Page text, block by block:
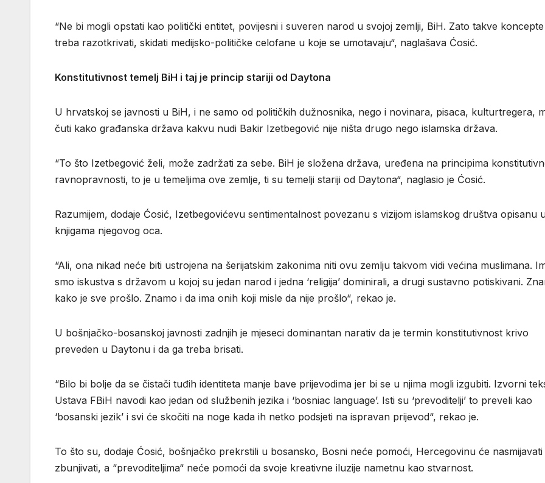
“Ne bi mogli opstati kao politički entitet, povijesni i suveren narod u svojoj zemlji, BiH. Zato takve koncepte
treba razotkrivati, skidati medijsko-političke celofane u koje se umotavaju“, naglašava Ćosić.
Konstitutivnost temelj BiH i taj je princip stariji od Daytona
U hrvatskoj se javnosti u BiH, i ne samo od političkih dužnosnika, nego i novinara, pisaca, kulturtregera,
čuti kako građanska država kakvu nudi Bakir Izetbegović nije ništa drugo nego islamska država.
“To što Izetbegović želi, može zadržati za sebe. BiH je složena država, uređena na principima
ravnopravnosti, to je u temeljima ove zemlje, ti su temelji stariji od Daytona“, naglasio je Ćosić.
Razumijem, dodaje Ćosić, Izetbegovićevu sentimentalnost povezanu s vizijom islamskog društva opisanu
knjigama njegovog oca.
“Ali, ona nikad neće biti ustrojena na šerijatskim zakonima niti ovu zemlju takvom vidi većina muslimana.
smo iskustva s državom u kojoj su jedan narod i jedna ‘religija’ dominirali, a drugi sustavno potiskivani.
kako je sve prošlo. Znamo i da ima onih koji misle da nije prošlo“, rekao je.
U bošnjačko-bosanskoj javnosti zadnjih je mjeseci dominantan narativ da je termin konstitutivnost krivo
preveden u Daytonu i da ga treba brisati.
“Bilo bi bolje da se čistači tuđih identiteta manje bave prijevodima jer bi se u njima mogli izgubiti. Izvorni
Ustava FBiH navodi kao jedan od službenih jezika i ‘bosniac language’. Isti su ‘prevoditelji’ to preveli kao
‘bosanski jezik’ i svi će skočiti na noge kada ih netko podsjeti na ispravan prijevod“, rekao je.
To što su, dodaje Ćosić, bošnjačko prekrstili u bosansko, Bosni neće pomoći, Hercegovinu će nasmijavati
zbunjivati, a “prevoditeljima“ neće pomoći da svoje kreativne iluzije nametnu kao stvarnost.